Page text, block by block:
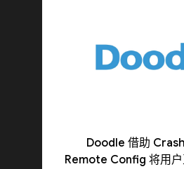
Doodle 借助
Remote Config 将用户